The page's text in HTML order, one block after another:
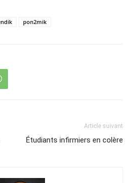
pon2mik
Article suivant
Étudiants infirmiers en colère